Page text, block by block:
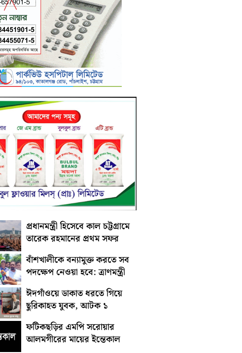
প্রধানমন্ত্রী হিসেবে কাল চট্টগ্রামে
তারেক রহমানের প্রথম সফর
বাঁশখালীকে বন্যামুক্ত করতে সব
পদক্ষেপ নেওয়া হবে: ত্রাণমন্ত্রী
ঈদগাঁওয়ে ডাকাত ধরতে গিয়ে
ছুরিকাহত যুবক, আটক ১
ফটিকছড়ির এমপি সরোয়ার
আলমগীরের মায়ের ইন্তেকাল